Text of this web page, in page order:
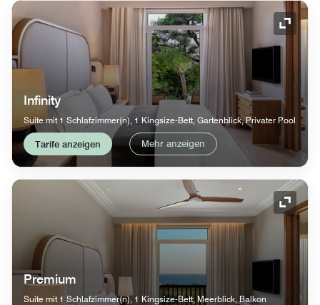
Infinity
Suite mit 1 Schlafzimmer(n), 1 Kingsize-Bett, Gartenblick, Privater Pool
Tarife anzeigen Mehr anzeigen
Premium
Suite mit 1 Schlafzimmer(n), 1 Kingsize-Bett, Meerblick, Balkon